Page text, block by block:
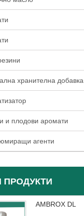
хранителна добавка
и плодови аромати
агенти
ПРОДУКТИ
AMBROX DL